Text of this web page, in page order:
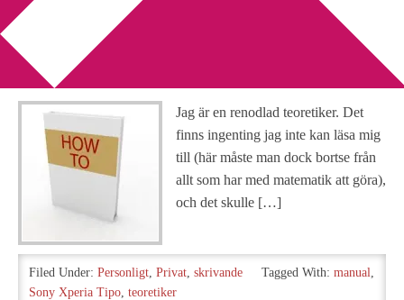
En teoretiker behöver
manualer till allt, eller?
2013-02-10
Jag är en renodlad teoretiker. Det
finns ingenting jag inte kan läsa mig
till (här måste man dock bortse från
allt som har med matematik att göra),
och det skulle […]
Filed Under: Personligt, Privat, skrivande Tagged With: manual,
Sony Xperia Tipo, teoretiker